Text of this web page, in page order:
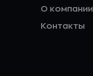
О компании
Контакты